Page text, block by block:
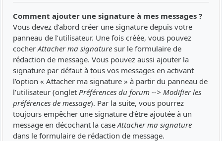
Comment ajouter une signature à mes messages ?
Vous devez d’abord créer une signature depuis votre
panneau de l’utilisateur. Une fois créée, vous pouvez
cocher Attacher ma signature sur le formulaire de
rédaction de message. Vous pouvez aussi ajouter la
signature par défaut à tous vos messages en activant
l’option « Attacher ma signature » à partir du panneau de
l’utilisateur (onglet Préférences du forum --> Modifier les
préférences de message). Par la suite, vous pourrez
toujours empêcher une signature d’être ajoutée à un
message en décochant la case Attacher ma signature
dans le formulaire de rédaction de message.